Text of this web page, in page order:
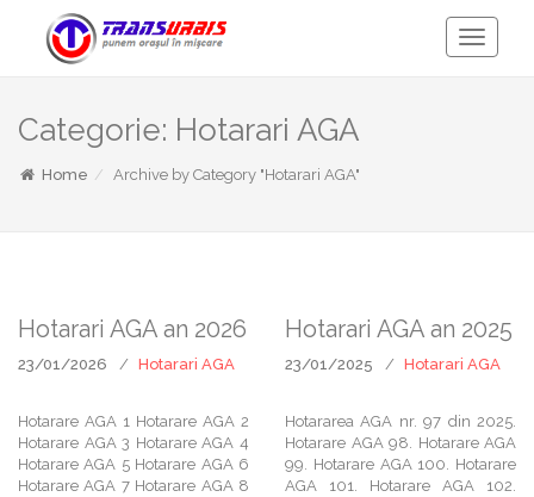
Toggle
Categorie: Hotarari AGA
Home Archive by Category "Hotarari AGA"
Hotarari AGA an 2026
23/01/2026 Hotarari AGA
Hotarare AGA 1 Hotarare AGA 2
Hotarare AGA 3 Hotarare AGA 4
Hotarare AGA 5 Hotarare AGA 6
Hotarare AGA 7 Hotarare AGA 8
Hotarari AGA an 2025
23/01/2025 Hotarari AGA
Hotararea AGA nr. 97 din 2025.
Hotarare AGA 98. Hotarare AGA
99. Hotarare AGA 100. Hotarare
AGA 101. Hotarare AGA 102.